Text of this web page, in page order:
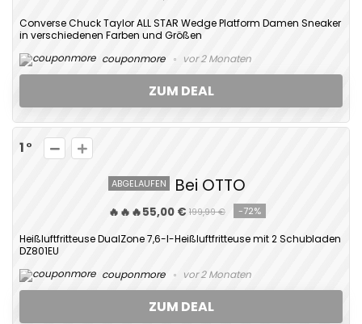
Converse Chuck Taylor ALL STAR Wedge Platform Damen Sneaker
in verschiedenen Farben und Größen
couponmore
vor 2 Monaten
ZUM DEAL
1
ABGELAUFEN Bei OTTO
🔥🔥🔥55,00 € 199,99 € -72%
Heißluftfritteuse DualZone 7,6-l-Heißluftfritteuse mit 2 Schubladen
DZ801EU
couponmore
vor 2 Monaten
ZUM DEAL